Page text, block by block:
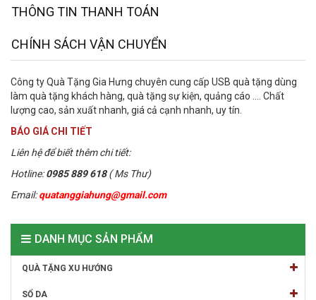
THÔNG TIN THANH TOÁN
CHÍNH SÁCH VẬN CHUYỂN
Công ty Quà Tặng Gia Hưng chuyên cung cấp USB quà tặng dùng
làm quà tặng khách hàng, quà tặng sự kiện, quảng cáo .... Chất
lượng cao, sản xuất nhanh, giá cả cạnh nhanh, uy tín.
BÁO GIÁ CHI TIẾT
Liên hệ để biết thêm chi tiết:
Hotline: 0985 889 618 ( Ms Thư)
Email: quatanggiahung@gmail.com
DANH MỤC SẢN PHẨM
QUÀ TẶNG XU HƯỚNG
SỔ DA